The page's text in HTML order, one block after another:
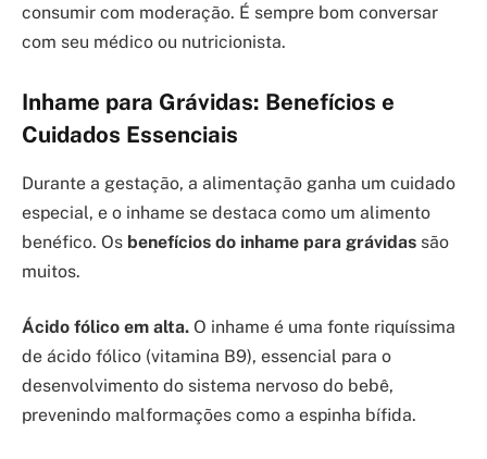
consumir com moderação. É sempre bom conversar
com seu médico ou nutricionista.
Inhame para Grávidas: Benefícios e
Cuidados Essenciais
Durante a gestação, a alimentação ganha um cuidado
especial, e o inhame se destaca como um alimento
benéfico. Os benefícios do inhame para grávidas são
muitos.
Ácido fólico em alta. O inhame é uma fonte riquíssima
de ácido fólico (vitamina B9), essencial para o
desenvolvimento do sistema nervoso do bebê,
prevenindo malformações como a espinha bífida.